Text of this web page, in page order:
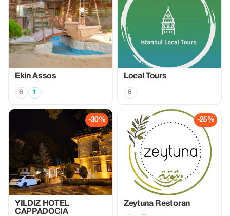
Ekin Assos
6 1
Local Tours
6
-30%
YILDIZ HOTEL
CAPPADOCIA
-25%
Zeytuna Restoran